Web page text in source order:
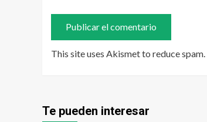
This site uses Akismet to reduce spam.
Te pueden interesar